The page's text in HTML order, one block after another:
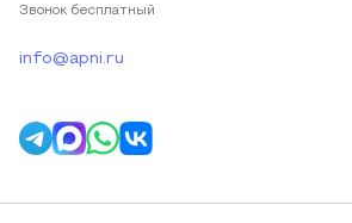
Звонок бесплатный
info@apni.ru